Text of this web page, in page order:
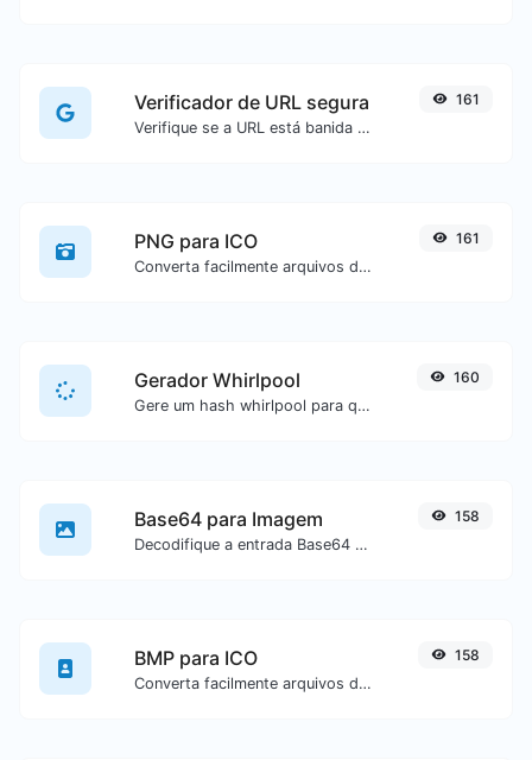
Verificador de URL segura
Verifique se a URL está banida e marcada como segura/insegura pelo Google.
161
PNG para ICO
Converta facilmente arquivos de imagem PNG para ICO.
161
Gerador Whirlpool
Gere um hash whirlpool para qualquer entrada de texto.
160
Base64 para Imagem
Decodifique a entrada Base64 para uma imagem.
158
BMP para ICO
Converta facilmente arquivos de imagem BMP para ICO.
158